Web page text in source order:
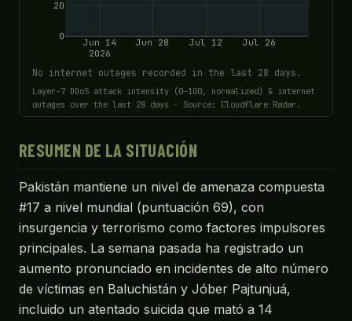
Jun 14
2026
Jun 28 Jul 12 Jul 26
0
20
No internet outages recorded in the last 28 days.
Layer-7 DDoS attack intensity (0–100, normalized) & internet
outages over the last 28 days · Source: Cloudflare Radar.
RESUMEN DE LA SITUACIÓN
Pakistán mantiene un nivel de amenaza compuesta
#17 a nivel mundial (puntuación 69), con
insurgencia y terrorismo como factores impulsores
principales. La semana pasada ha registrado un
aumento pronunciado en incidentes de alto número
de víctimas en Baluchistán y Jóber Pajtunjuá,
incluido un atentado suicida que mató a 14